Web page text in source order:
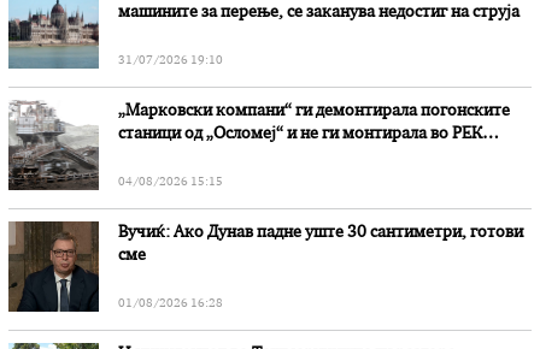
машините за перење, се заканува недостиг на струја
31/07/2026 19:10
„Марковски компани“ ги демонтирала погонските
станици од „Осломеј“ и не ги монтирала во РЕК
04/08/2026 15:15
Вучиќ: Ако Дунав падне уште 30 сантиметри, готови
сме
01/08/2026 16:28